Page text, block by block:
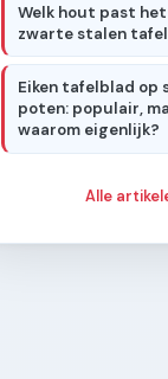
Welk hout past
zwarte stalen
Eiken tafelblad op
poten: populair,
waarom eigenlijk?
Alle